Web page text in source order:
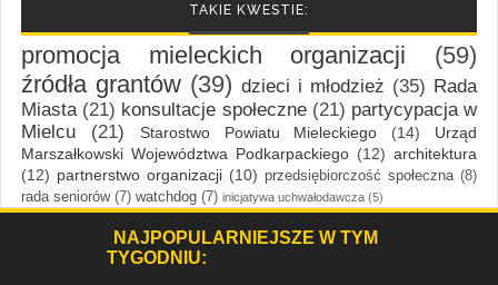
TAKIE KWESTIE:
promocja mieleckich organizacji
(59)
źródła grantów (39) dzieci i młodzież (35) Rada
Miasta (21) konsultacje społeczne (21) partycypacja w
Mielcu
(21) Starostwo Powiatu Mieleckiego (14)
Urząd
Marszałkowski Województwa Podkarpackiego (12) architektura
(12) partnerstwo organizacji (10) przedsiębiorczość społeczna (8)
rada seniorów (7) watchdog (7) inicjatywa uchwałodawcza (5)
NAJPOPULARNIEJSZE W TYM
TYGODNIU: